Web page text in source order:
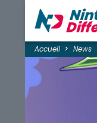
Accueil News